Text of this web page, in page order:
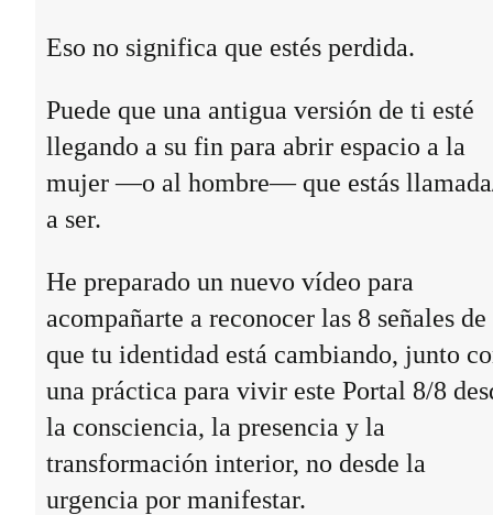
Eso no significa que estés perdida.
Puede que una antigua versión de ti esté
llegando a su fin para abrir espacio a la
mujer —o al hombre— que estás
a ser.
He preparado un nuevo vídeo para
acompañarte a reconocer las 8 señales de
que tu identidad está cambiando, junto
una práctica para vivir este Portal 8/8
la consciencia, la presencia y la
transformación interior, no desde la
urgencia por manifestar.